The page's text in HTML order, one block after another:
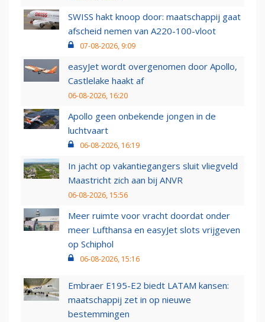
SWISS hakt knoop door: maatschappij gaat
afscheid nemen van A220-100-vloot
07-08-2026, 9:09
easyJet wordt overgenomen door Apollo,
Castlelake haakt af
06-08-2026, 16:20
Apollo geen onbekende jongen in de
luchtvaart
06-08-2026, 16:19
In jacht op vakantiegangers sluit vliegveld
Maastricht zich aan bij ANVR
06-08-2026, 15:56
Meer ruimte voor vracht doordat onder
meer Lufthansa en easyJet slots vrijgeven
op Schiphol
06-08-2026, 15:16
Embraer E195-E2 biedt LATAM kansen:
maatschappij zet in op nieuwe
bestemmingen